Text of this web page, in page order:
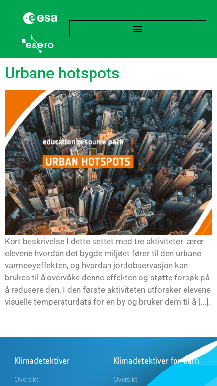
Stikkord:Hetebølge
Urbane hotspots
Kort beskrivelse I dette settet med tre aktiviteter lærer
elevene hvordan det bygde miljøet fører til den urbane
varmeøyeffekten, og hvordan jordobservasjon kan
brukes til å overvåke denne effekten og støtte forsøk på
å redusere den. I den første aktiviteten utforsker elevene
visuelle temperaturdata for en by og bruker dem til å [...].
Klimadetektiver
Oversikt
Klimadetektiver for barn
Oversikt